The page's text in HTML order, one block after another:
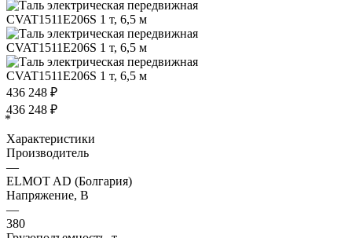
436 248 ₽
436 248 ₽
*
Характеристики
Производитель
—
ELMOT AD (Болгария)
Напряжение, В
—
380